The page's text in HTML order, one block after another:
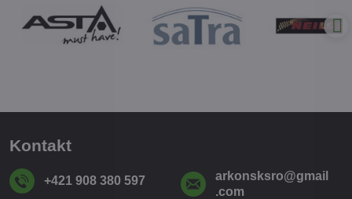
Kontakt
+421 908 380 597
arkonsksro​@gmail​
.com